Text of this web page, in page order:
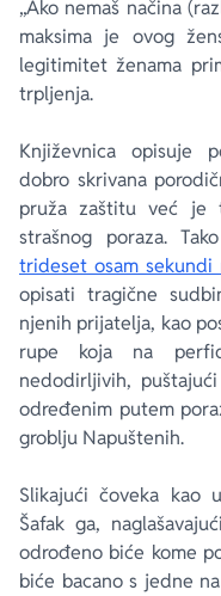
„Ako nemaš načina
maksima je ovog
legitimitet ženama
trpljenja.
Književnica opisuje
dobro skrivana
pruža zaštitu već je
strašnog poraza.
trideset osam sekundi
opisati tragične
njenih prijatelja, kao
rupe koja na
nedodirljivih,
određenim putem
groblju Napuštenih.
Slikajući čoveka kao
Šafak ga,
odrođeno biće kome
biće bacano s jedne